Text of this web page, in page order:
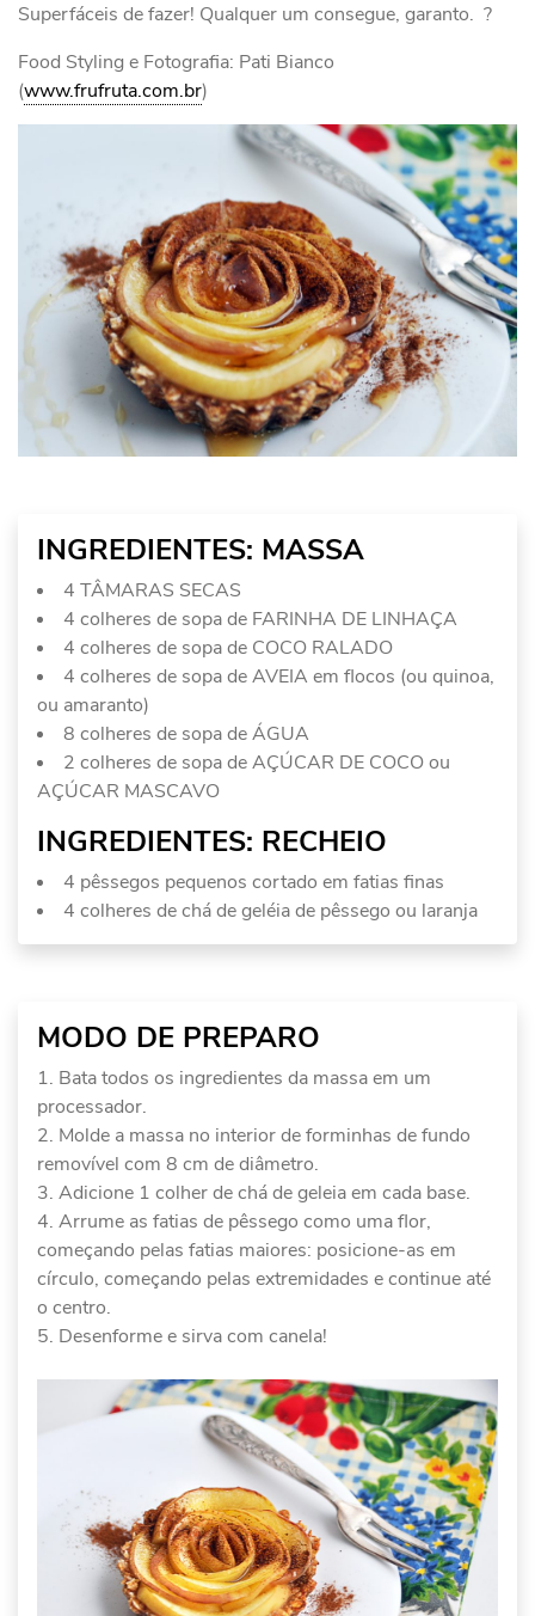
Superfáceis de fazer! Qualquer um consegue, garanto. ?
Food Styling e Fotografia: Pati Bianco
(www.frufruta.com.br)
INGREDIENTES: MASSA
4 TÂMARAS SECAS
4 colheres de sopa de FARINHA DE LINHAÇA
4 colheres de sopa de COCO RALADO
4 colheres de sopa de AVEIA em flocos (ou quinoa,
ou amaranto)
8 colheres de sopa de ÁGUA
2 colheres de sopa de AÇÚCAR DE COCO ou
AÇÚCAR MASCAVO
INGREDIENTES: RECHEIO
4 pêssegos pequenos cortado em fatias finas
4 colheres de chá de geléia de pêssego ou laranja
MODO DE PREPARO
Bata todos os ingredientes da massa em um
processador.
Molde a massa no interior de forminhas de fundo
removível com 8 cm de diâmetro.
Adicione 1 colher de chá de geleia em cada base.
Arrume as fatias de pêssego como uma flor,
começando pelas fatias maiores: posicione-as em
círculo, começando pelas extremidades e continue até
o centro.
Desenforme e sirva com canela!